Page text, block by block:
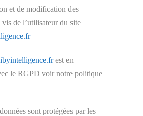
et de modification des
vis de l’utilisateur du site
est en
le RGPD voir notre politique
sont protégées par les